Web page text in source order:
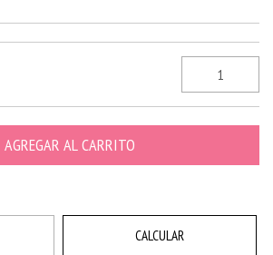
CALCULAR